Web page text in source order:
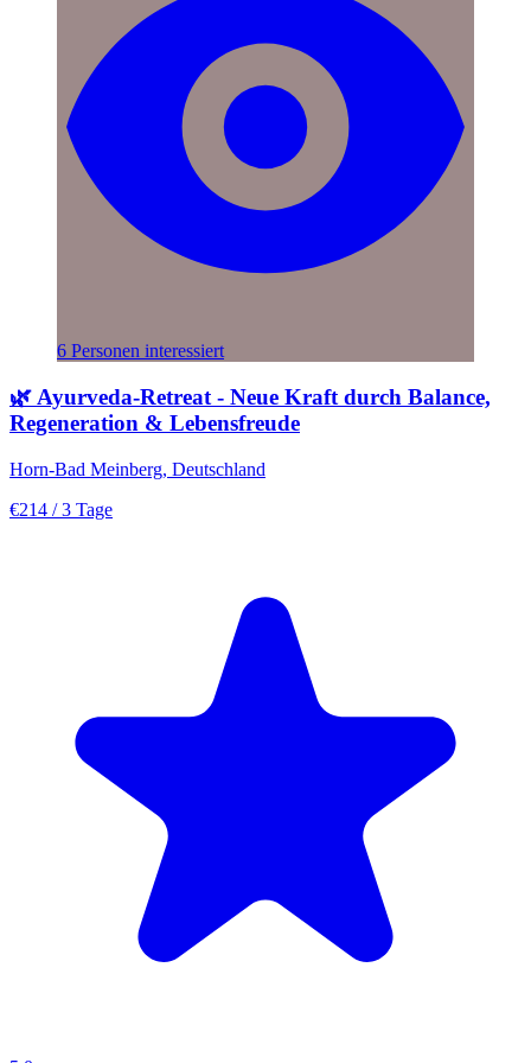
6 Personen interessiert
🌿 Ayurveda-Retreat - Neue Kraft durch Balance,
Regeneration & Lebensfreude
Horn-Bad Meinberg, Deutschland
€214 / 3 Tage